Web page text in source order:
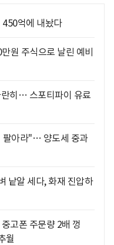
450억에 내놨다
원 주식으로 날린 예비
히… 스포티파이 유료
팔아라"… 양도세 중과
낱알 세다, 화재 진압하
고폰 주문량 2배 껑
월